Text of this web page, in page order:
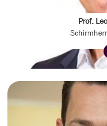
Prof.